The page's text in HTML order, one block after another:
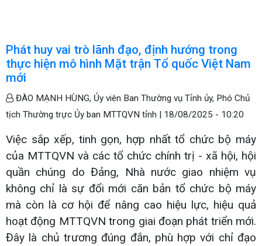
Phát huy vai trò lãnh đạo, định hướng trong
thực hiện mô hình Mặt trận Tổ quốc Việt Nam
mới
ĐÀO MẠNH HÙNG, Ủy viên Ban Thường vụ Tỉnh ủy, Phó Chủ
tịch Thường trực Ủy ban MTTQVN tỉnh | 18/08/2025 - 10:20
Việc sắp xếp, tinh gọn, hợp nhất tổ chức bộ máy
của MTTQVN và các tổ chức chính trị - xã hội, hội
quần chúng do Đảng, Nhà nước giao nhiệm vụ
không chỉ là sự đổi mới căn bản tổ chức bộ máy
mà còn là cơ hội để nâng cao hiệu lực, hiệu quả
hoạt động MTTQVN trong giai đoạn phát triển mới.
Đây là chủ trương đúng đắn, phù hợp với chỉ đạo